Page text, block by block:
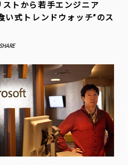
トから若手エンジニア
い式トレンドウォッチ”のス
SHARE